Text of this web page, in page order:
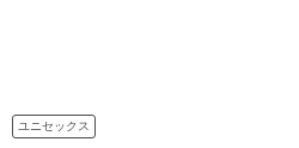
ユニセックス